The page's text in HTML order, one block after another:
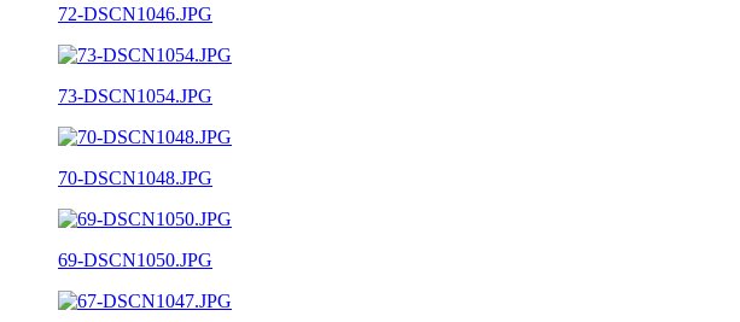
72-DSCN1046.JPG
73-DSCN1054.JPG
70-DSCN1048.JPG
69-DSCN1050.JPG